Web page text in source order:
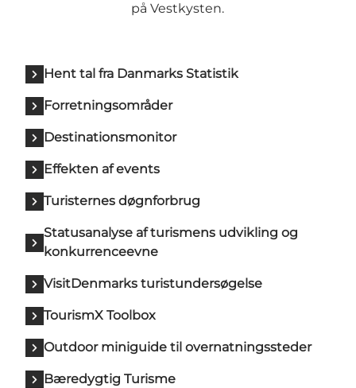
på Vestkysten.
Hent tal fra Danmarks Statistik
Forretningsområder
Destinationsmonitor
Effekten af events
Turisternes døgnforbrug
Statusanalyse af turismens udvikling og
konkurrenceevne
VisitDenmarks turistundersøgelse
TourismX Toolbox
Outdoor miniguide til overnatningssteder
Bæredygtig Turisme